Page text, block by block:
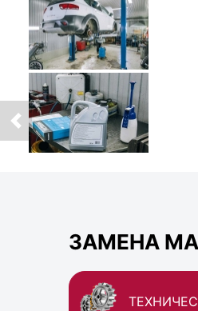
ЗАМЕНА